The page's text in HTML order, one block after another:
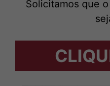
Solicitamos que